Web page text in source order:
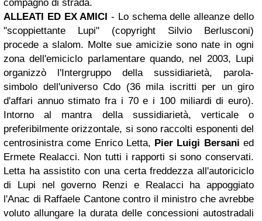
compagno di strada.
ALLEATI ED EX AMICI - Lo schema delle alleanze dello
"scoppiettante Lupi" (copyright Silvio Berlusconi)
procede a slalom. Molte sue amicizie sono nate in ogni
zona dell'emiciclo parlamentare quando, nel 2003, Lupi
organizzò l'Intergruppo della sussidiarietà, parola-
simbolo dell'universo Cdo (36 mila iscritti per un giro
d'affari annuo stimato fra i 70 e i 100 miliardi di euro).
Intorno al mantra della sussidiarietà, verticale o
preferibilmente orizzontale, si sono raccolti esponenti del
centrosinistra come Enrico Letta, Pier Luigi Bersani ed
Ermete Realacci. Non tutti i rapporti si sono conservati.
Letta ha assistito con una certa freddezza all'autoriciclo
di Lupi nel governo Renzi e Realacci ha appoggiato
l'Anac di Raffaele Cantone contro il ministro che avrebbe
voluto allungare la durata delle concessioni autostradali